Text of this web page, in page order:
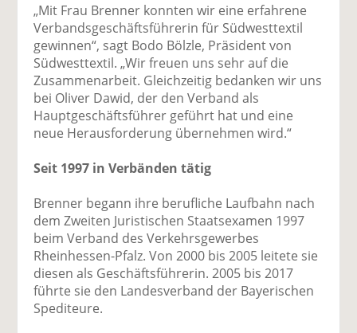
o
k
te
il
e
n
n
te
il
e
n
er
se
e
„Mit Frau Brenner konnten wir eine erfahrene
Verbandsgeschäftsführerin für Südwesttextil
gewinnen“, sagt Bodo Bölzle, Präsident von
Südwesttextil. „Wir freuen uns sehr auf die
Zusammenarbeit. Gleichzeitig bedanken wir uns
bei Oliver Dawid, der den Verband als
Hauptgeschäftsführer geführt hat und eine
neue Herausforderung übernehmen wird.“
Seit 1997 in Verbänden tätig
Brenner begann ihre berufliche Laufbahn nach
dem Zweiten Juristischen Staatsexamen 1997
beim Verband des Verkehrsgewerbes
Rheinhessen-Pfalz. Von 2000 bis 2005 leitete sie
diesen als Geschäftsführerin. 2005 bis 2017
führte sie den Landesverband der Bayerischen
Spediteure.